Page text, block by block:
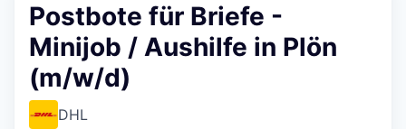
Postbote für Briefe -
Minijob / Aushilfe in Plön
(m/w/d)
DHL